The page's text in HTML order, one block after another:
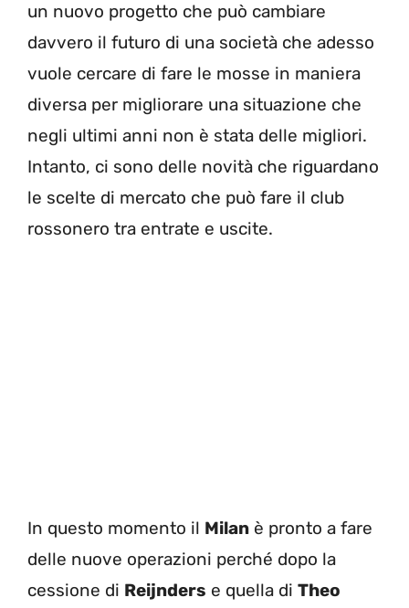
un nuovo progetto che può cambiare
davvero il futuro di una società che adesso
vuole cercare di fare le mosse in maniera
diversa per migliorare una situazione che
negli ultimi anni non è stata delle migliori.
Intanto, ci sono delle novità che riguardano
le scelte di mercato che può fare il club
rossonero tra entrate e uscite.
In questo momento il Milan è pronto a fare
delle nuove operazioni perché dopo la
cessione di Reijnders e quella di Theo